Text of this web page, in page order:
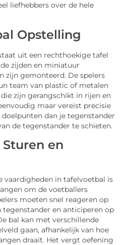
liefhebbers over de hele
Opstelling
uit een rechthoekige tafel
zijden en miniatuur
zijn gemonteerd. De spelers
team van plastic of metalen
zijn gerangschikt in rijen en
maar vereist precisie
dan je tegenstander
de tegenstander te schieten.
en
vaardigheden in tafelvoetbal is
om de voetballers
moeten snel reageren op
tegenstander en anticiperen op
bal kan met verschillende
gaan, afhankelijk van hoe
draait. Het vergt oefening